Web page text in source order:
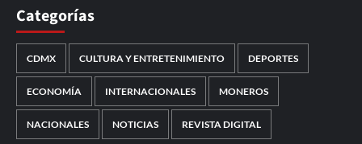
Categorías
CDMX CULTURA Y ENTRETENIMIENTO DEPORTES
ECONOMÍA INTERNACIONALES MONEROS
NACIONALES NOTICIAS REVISTA DIGITAL